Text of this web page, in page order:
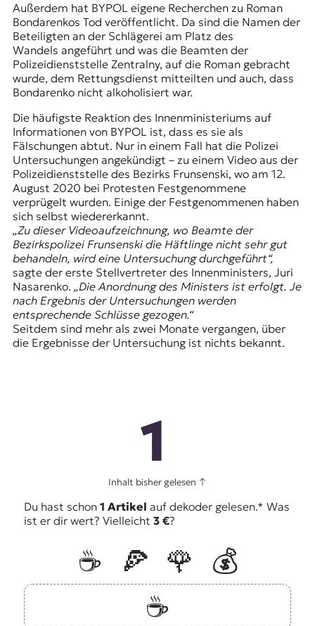
Außerdem hat BYPOL eigene Recherchen zu Roman
Bondarenkos Tod veröffentlicht. Da sind die Namen der
Beteiligten an der Schlägerei am Platz des
Wandels angeführt und was die Beamten der
Polizeidienststelle Zentralny, auf die Roman gebracht
wurde, dem Rettungsdienst mitteilten und auch, dass
Bondarenko nicht alkoholisiert war.
Die häufigste Reaktion des Innenministeriums auf
Informationen von BYPOL ist, dass es sie als
Fälschungen abtut. Nur in einem Fall hat die Polizei
Untersuchungen angekündigt – zu einem Video aus der
Polizeidienststelle des Bezirks Frunsenski, wo am 12.
August 2020 bei Protesten Festgenommene
verprügelt wurden. Einige der Festgenommenen haben
sich selbst wiedererkannt.
„Zu dieser Videoaufzeichnung, wo Beamte der
Bezirkspolizei Frunsenski die Häftlinge nicht sehr gut
behandeln, wird eine Untersuchung durchgeführt“,
sagte der erste Stellvertreter des Innenministers, Juri
Nasarenko. „Die Anordnung des Ministers ist erfolgt. Je
nach Ergebnis der Untersuchungen werden
entsprechende Schlüsse gezogen.“
Seitdem sind mehr als zwei Monate vergangen, über
die Ergebnisse der Untersuchung ist nichts bekannt.
1
Inhalt bisher gelesen ↑
Du hast schon 1 Artikel auf dekoder gelesen.* Was
ist er dir wert? Vielleicht 3 €?
☕️ 🍕 🌹
💰
☕️